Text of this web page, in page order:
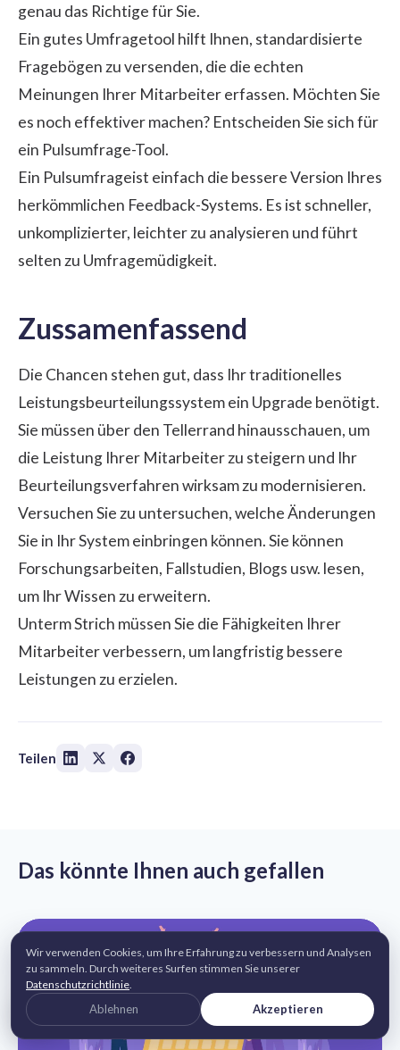
genau das Richtige für Sie.
Ein gutes Umfragetool hilft Ihnen, standardisierte
Fragebögen zu versenden, die die echten
Meinungen Ihrer Mitarbeiter erfassen. Möchten Sie
es noch effektiver machen? Entscheiden Sie sich für
ein Pulsumfrage-Tool.
Ein Pulsumfrageist einfach die bessere Version Ihres
herkömmlichen Feedback-Systems. Es ist schneller,
unkomplizierter, leichter zu analysieren und führt
selten zu Umfragemüdigkeit.
Zussamenfassend
Die Chancen stehen gut, dass Ihr traditionelles
Leistungsbeurteilungssystem ein Upgrade benötigt.
Sie müssen über den Tellerrand hinausschauen, um
die Leistung Ihrer Mitarbeiter zu steigern und Ihr
Beurteilungsverfahren wirksam zu modernisieren.
Versuchen Sie zu untersuchen, welche Änderungen
Sie in Ihr System einbringen können. Sie können
Forschungsarbeiten, Fallstudien, Blogs usw. lesen,
um Ihr Wissen zu erweitern.
Unterm Strich müssen Sie die Fähigkeiten Ihrer
Mitarbeiter verbessern, um langfristig bessere
Leistungen zu erzielen.
Teilen
Das könnte Ihnen auch gefallen
Wir verwenden Cookies, um Ihre Erfahrung zu verbessern und Analysen
zu sammeln. Durch weiteres Surfen stimmen Sie unserer
Datenschutzrichtlinie.
Ablehnen Akzeptieren